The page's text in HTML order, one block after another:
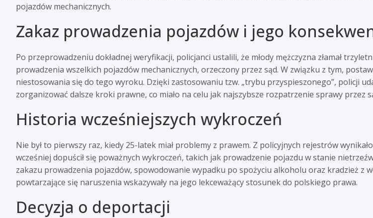
pojazdów mechanicznych.
Zakaz prowadzenia pojazdów i jego
Po przeprowadzeniu dokładnej weryfikacji, policjanci ustalili, że młody mężczyzna złamał
prowadzenia wszelkich pojazdów mechanicznych, orzeczony przez sąd. W związku z tym,
niestosowania się do tego wyroku. Dzięki zastosowaniu tzw. „trybu przyspieszonego”, policji
zorganizować dalsze kroki prawne, co miało na celu jak najszybsze rozpatrzenie sprawy przez
Historia wcześniejszych wykroczeń
Nie był to pierwszy raz, kiedy 25-latek miał problemy z prawem. Z policyjnych rejestrów
wcześniej dopuścił się poważnych wykroczeń, takich jak prowadzenie pojazdu w stanie
zakazu prowadzenia pojazdów, spowodowanie wypadku po spożyciu alkoholu oraz kradzież z
powtarzające się naruszenia wskazywały na jego lekceważący stosunek do polskiego prawa.
Decyzja o deportacji